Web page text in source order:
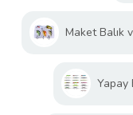
Maket Balık
Yapay